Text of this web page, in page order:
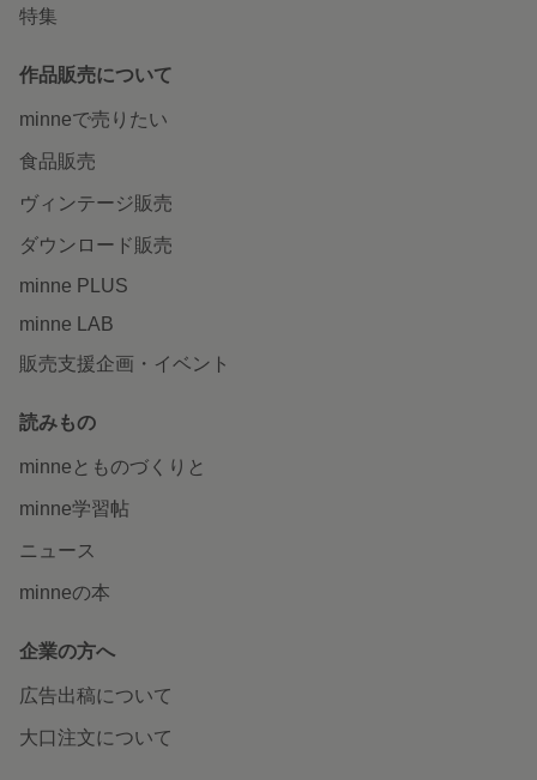
特集
作品販売について
minneで売りたい
食品販売
ヴィンテージ販売
ダウンロード販売
minne PLUS
minne LAB
販売支援企画・イベント
読みもの
minneとものづくりと
minne学習帖
ニュース
minneの本
企業の方へ
広告出稿について
大口注文について